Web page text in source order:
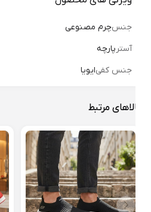
جنسچرم مصنوعی
آسترپارچه
جنس کفی ایویا
مرتبط